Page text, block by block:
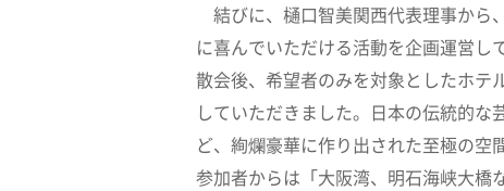
結びに、樋口智美関西代表理事から
に喜んでいただける活動を企画運営し
散会後、希望者のみを対象としたホテ
していただきました。日本の伝統的
ど、絢爛豪華に作り出された至極の空
参加者からは「大阪湾、明石海峡大橋